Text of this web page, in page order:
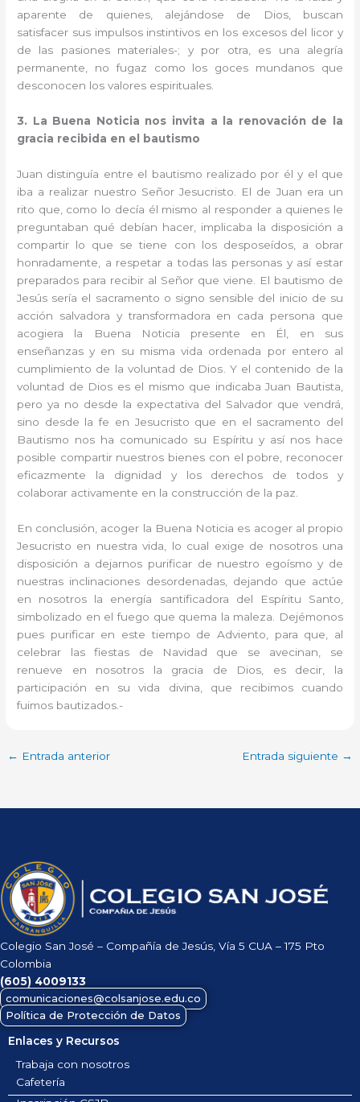
aparente de quienes, alejándose de Dios, buscan
satisfacer sus impulsos instintivos en los excesos del licor y
de las pasiones materiales-; y por otra, es una alegría
permanente, no fugaz como los goces mundanos que
desconocen los valores espirituales.
3. La Buena Noticia nos invita a la renovación de la
gracia recibida en el bautismo
Juan distinguía entre el bautismo realizado por él y el que
iba a realizar nuestro Señor Jesucristo. El de Juan era un
rito que, como lo decía él mismo al responder a quienes le
preguntaban qué debían hacer, implicaba la disposición a
compartir lo que se tiene con los desposeídos, a obrar
honradamente, a respetar a todas las personas y así estar
preparados para recibir al Señor que viene. El bautismo de
Jesús sería el sacramento o signo sensible del inicio de su
acción salvadora y transformadora en cada persona que
acogiera la Buena Noticia presente en Él, en sus
enseñanzas y en su misma vida ordenada por entero al
cumplimiento de la voluntad de Dios. Y el contenido de la
voluntad de Dios es el mismo que indicaba Juan Bautista,
pero ya no desde la expectativa del Salvador que vendrá,
sino desde la fe en Jesucristo que en el sacramento del
Bautismo nos ha comunicado su Espíritu y así nos hace
posible compartir nuestros bienes con el pobre, reconocer
eficazmente la dignidad y los derechos de todos y
colaborar activamente en la construcción de la paz.
En conclusión, acoger la Buena Noticia es acoger al propio
Jesucristo en nuestra vida, lo cual exige de nosotros una
disposición a dejarnos purificar de nuestro egoísmo y de
nuestras inclinaciones desordenadas, dejando que actúe
en nosotros la energía santificadora del Espíritu Santo,
simbolizado en el fuego que quema la maleza. Dejémonos
pues purificar en este tiempo de Adviento, para que, al
celebrar las fiestas de Navidad que se avecinan, se
renueve en nosotros la gracia de Dios, es decir, la
participación en su vida divina, que recibimos cuando
fuimos bautizados.-
← Entrada anterior Entrada siguiente →
Colegio San José – Compañía de Jesús, Vía 5 CUA – 175 Pto
Colombia
(605) 4009133
comunicaciones@colsanjose.edu.co
Política de Protección de Datos
Enlaces y Recursos
Trabaja con nosotros
Cafetería